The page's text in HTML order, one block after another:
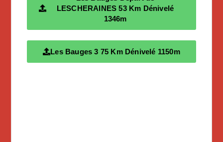
LESCHERAINES 53 Km Dénivelé
1346m
Les Bauges 3 75 Km Dénivelé 1150m